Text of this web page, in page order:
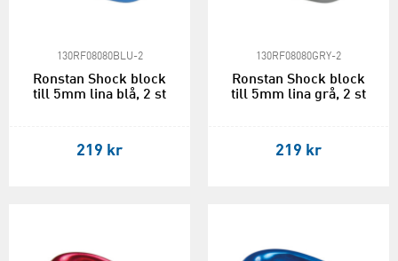
130RF08080BLU-2
Ronstan Shock block
till 5mm lina blå, 2 st
219 kr
130RF08080GRY-2
Ronstan Shock block
till 5mm lina grå, 2 st
219 kr